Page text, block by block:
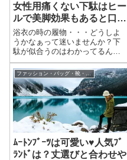
女性用痛くない下駄はヒー
ルで美脚効果もあると口コ
ミで評判
浴衣の時の履物・・・どうしよ
うかなぁって迷いませんか？下
駄が似合うのはわかってるんで
すけど、下駄って鼻緒が指の間
とか、足の甲に当たって擦れて
痛いんですよね。歩いて擦れる
と皮がむけちゃったりすると痛
くて歩けない。下駄って歩いた
時の「カラン コ...
ファッション・バッグ・靴・小物・ジュエリー・アクセサリー
ﾑｰﾄﾝﾌﾞｰﾂは可愛い♥人気ﾌﾞ
ﾗﾝﾄﾞは？丈選びと合わせや